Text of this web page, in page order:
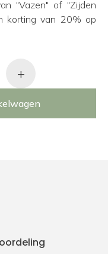
"Vazen" of "Zijden
korting van 20% op
+